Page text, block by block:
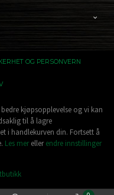
OG PERSONVERN
kjøpsopplevelse og vi kan
til å lagre
i handlekurven din. Fortsett å
Les merellerendre innstillinger